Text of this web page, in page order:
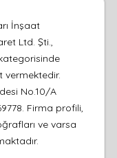
İnşaat
Ltd. Şti.,
vermektedir.
No.10/A
Firma profili,
ve varsa